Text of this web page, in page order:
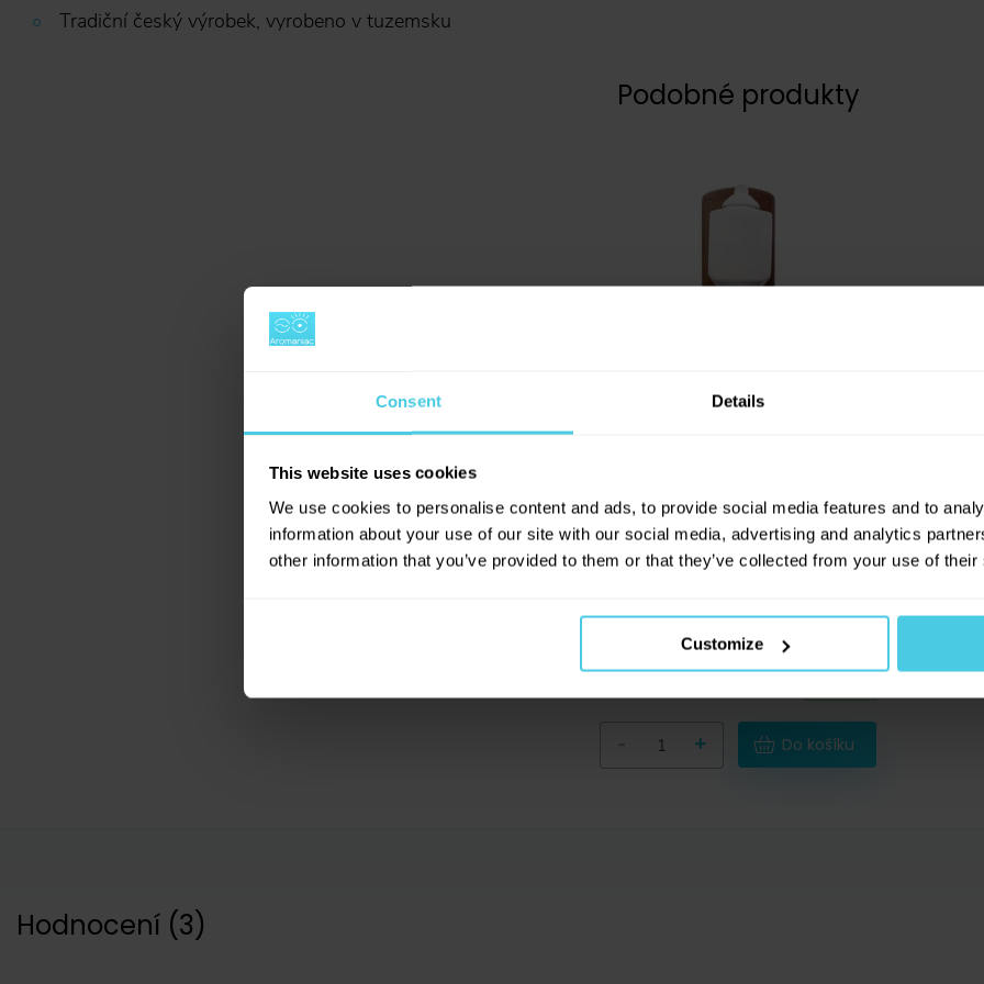
Consent Details
This website uses cookies
We use cookies to personalise content and ads, to provide social media features and to
information about your use of our site with our social media, advertising and analytics
other information that you’ve provided to them or that they’ve collected from your use of
Customize
Tradiční český výrobek, vyrobeno v tuzemsku
Podobné produkty
Hledáte opravdu exkluzivní kávomlýnek,
se kterým si i v moderní kuchyni budete
1 790 Kč
Poslední 4 kusy
+ Do košíku
Hodnocení (3)